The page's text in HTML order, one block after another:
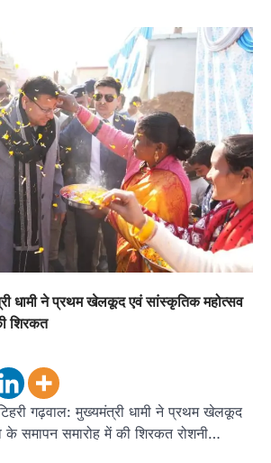
धामी ने प्रथम खेलकूद एवं सांस्कृतिक महोत्सव
शिरकत
गढ़वाल: मुख्यमंत्री धामी ने प्रथम खेलकूद
के समापन समारोह में की शिरकत रोशनी…